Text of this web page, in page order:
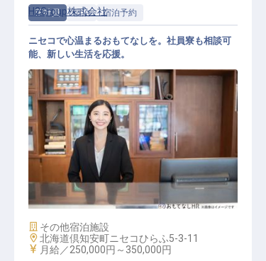
正社員 宿泊 宿泊予約
宿泊予約スタッフ
H2Group株式会社
ニセコで心温まるおもてなしを。社員寮も相談可
能、新しい生活を応援。
施設業態
その他宿泊施設
勤務地
北海道倶知安町ニセコひらふ5-3-11
給与
月給／250,000円～ 350,000円